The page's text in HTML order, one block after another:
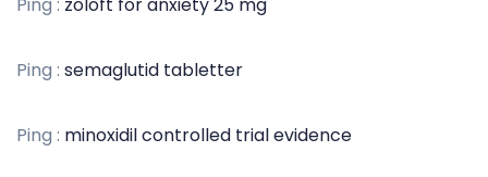
Ping : semaglutid tabletter
Ping : minoxidil controlled trial evidence